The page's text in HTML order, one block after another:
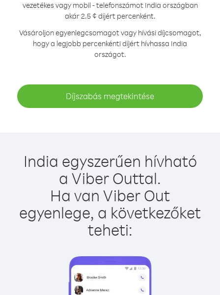
vezetékes vagy mobil - telefonszámot India országban
akár 2.5 ¢ díjért percenként.
Vásároljon egyenlegcsomagot vagy hívási díjcsomagot,
hogy a legjobb percenkénti díjért hívhassa India
országot.
Díjszabás megtekintése
India egyszerűen hívható
a Viber Outtal.
Ha van Viber Out
egyenlege, a következőket
teheti: